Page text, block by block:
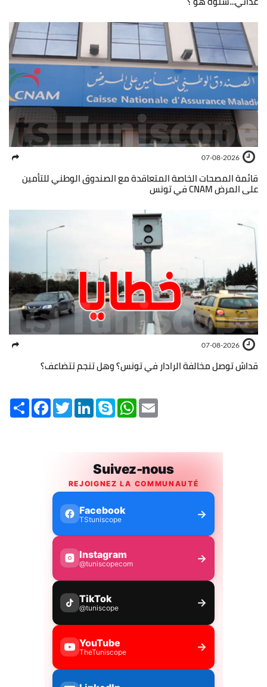
07-08-2026
قائمة المصحات الخاصة المتعاقدة مع الصندوق الوطني للتأمين
على المرض CNAM في تونس
07-08-2026
قداش توصل مخالفة الرادار في تونس؟ وهل تنجم تتضاعف؟
Share FacebookTwitterLinkedInSkype WhatsApp